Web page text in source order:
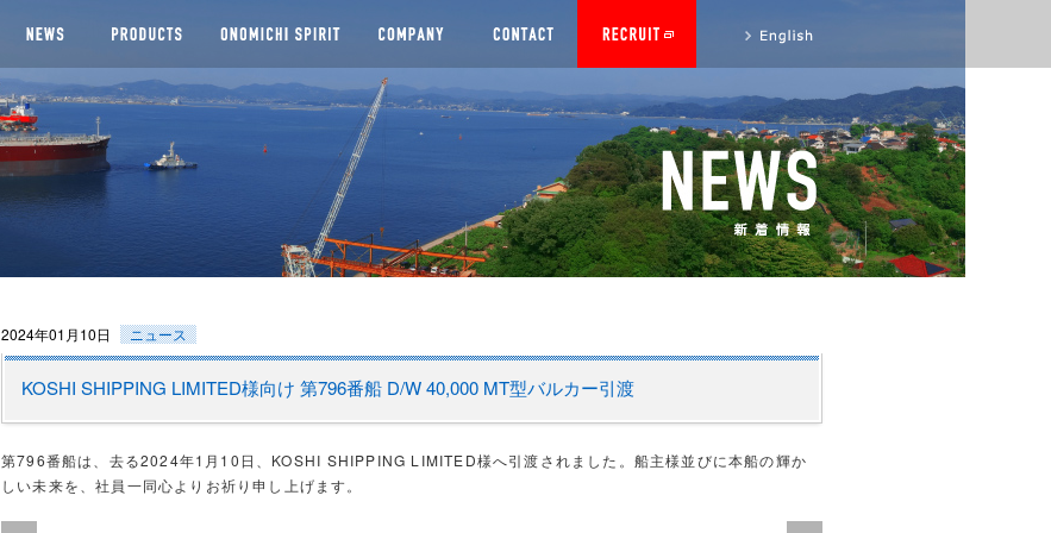
2024年01月10日 ニュース
KOSHI SHIPPING LIMITED様向け 第796番船 D/W 40,000 MT型バルカー引渡
第796番船は、去る2024年1月10日、KOSHI SHIPPING LIMITED様へ引渡されました。船主様並びに本船の輝か
しい未来を、社員一同心よりお祈り申し上げます。